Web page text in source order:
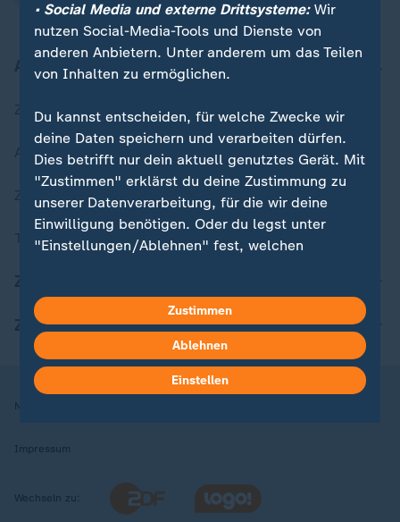
Aktuell bei ZDFheute
Zuletzt veröffentlicht
Aktuelle Sendungs-Videos
ZDFheute Stories
Themen im Überblick
ZDFheute Apps
Nutzungsbedingungen
Impressum
Wechseln zu:
• Social Media und externe Drittsysteme:Wir
nutzen Social-Media-Tools und Dienste von
anderen Anbietern. Unter anderem um das Teilen
von Inhalten zu ermöglichen.
Du kannst entscheiden, für welche Zwecke wir
deine Daten speichern und verarbeiten dürfen.
Dies betrifft nur dein aktuell genutztes Gerät. Mit
"Zustimmen" erklärst du deine Zustimmung zu
unserer Datenverarbeitung, für die wir deine
Einwilligung benötigen. Oder du legst unter
"Einstellungen/Ablehnen" fest, welchen
kannst du jederzeit mit Wirkung für die Zukunft
in deinen Einstellungen widerrufen oder ändern.
Hier findest du das Impressum.
Weitere Informationen findest du in unserer
Zustimmen
Ablehnen
Einstellen